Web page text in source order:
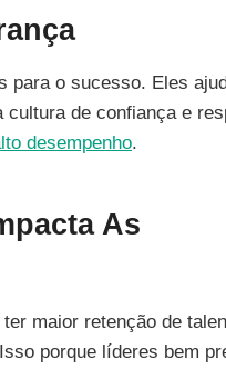
para o sucesso. Eles
de confiança e
desempenho.
As
maior retenção de
porque líderes bem